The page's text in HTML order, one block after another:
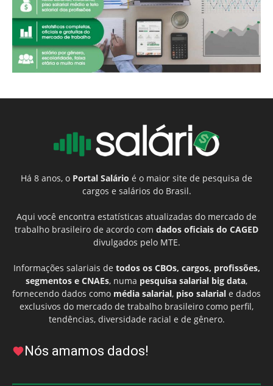
Há 8 anos, o Portal Salário é o maior site de pesquisa de
cargos e salários do Brasil.
Aqui você encontra estatísticas atualizadas do mercado de
trabalho brasileiro de acordo com dados oficiais do CAGED
divulgados pelo MTE.
Informações salariais de todos os CBOs, cargos, profissões,
segmentos e CNAEs, numa pesquisa salarial big data,
fornecendo dados como média salarial, piso salarial e dados
exclusivos do mercado de trabalho brasileiro como perfil,
tendências, diversidade racial e de gênero.
Nós amamos dados!